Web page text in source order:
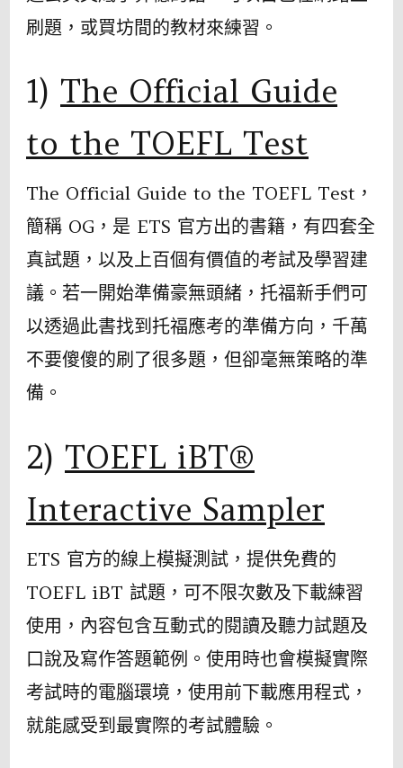
刷題，或買坊間的教材來練習。
1) The Official Guide
to the TOEFL Test
The Official Guide to the TOEFL Test，
簡稱 OG，是 ETS 官⽅出的書籍，有四套全
真試題，以及上百個有價值的考試及學習建
議。若一開始準備豪無頭緒，托福新⼿們可
以透過此書找到托福應考的準備⽅向，千萬
不要傻傻的刷了很多題，但卻毫無策略的準
備。
2) TOEFL iBT®
Interactive Sampler
ETS 官方的線上模擬測試，提供免費的
TOEFL iBT 試題，可不限次數及下載練習
使用，內容包含互動式的閱讀及聽力試題及
口說及寫作答題範例。使用時也會模擬實際
考試時的電腦環境，使用前下載應用程式，
就能感受到最實際的考試體驗。